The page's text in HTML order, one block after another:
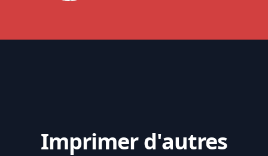
Imprimer d'autres